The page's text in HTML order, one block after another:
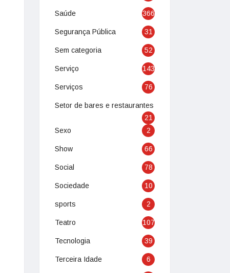
Saúde 366
Segurança Pública 31
Sem categoria 52
Serviço 143
Serviços 76
Setor de bares e restaurantes
21
Sexo
2
Show 66
Social 78
Sociedade 10
sports 2
Teatro 107
Tecnologia 39
Terceira Idade 6